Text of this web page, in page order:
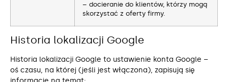
– docieranie do klientów, którzy mogą
skorzystać z oferty firmy.
Historia lokalizacji Google
Historia lokalizacji Google to ustawienie konta Google –
oś czasu, na której (jeśli jest włączona), zapisują się